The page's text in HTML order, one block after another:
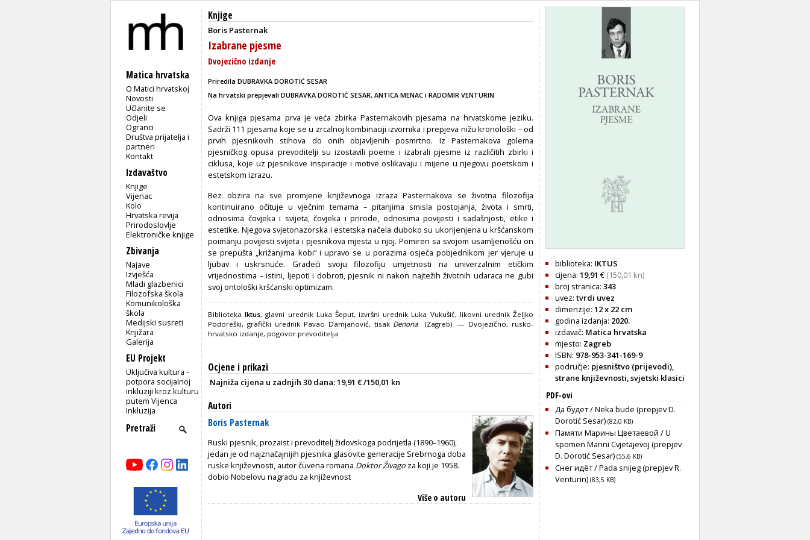
Matica hrvatska
O Matici hrvatskoj
Novosti
Učlanite se
Odjeli
Ogranci
Društva prijatelja i
partneri
Kontakt
Izdavaštvo
Knjige
Vijenac
Kolo
Hrvatska revija
Prirodoslovlje
Elektroničke knjige
Zbivanja
Najave
Izvješća
Mladi glazbenici
Filozofska škola
Komunikološka
škola
Medijski susreti
Knjižara
Galerija
EU Projekt
Uključiva kultura -
potpora socijalnoj
inkluziji kroz kulturu
putem Vijenca
Inkluzija
Knjige
Boris Pasternak
Izabrane pjesme
Dvojezično izdanje
Priredila DUBRAVKA DOROTIĆ SESAR
Na hrvatski prepjevali DUBRAVKA DOROTIĆ SESAR, ANTICA MENAC i RADOMIR VENTURIN
Ova knjiga pjesama prva je veća zbirka Pasternakovih pjesama na hrvatskome jeziku.
Sadrži 111 pjesama koje se u zrcalnoj kombinaciji izvornika i prepjeva nižu kronološki – od
prvih pjesnikovih stihova do onih objavljenih posmrtno. Iz Pasternakova golema
pjesničkog opusa prevoditelji su izostavili poeme i izabrali pjesme iz različitih zbirki i
ciklusa, koje uz pjesnikove inspiracije i motive oslikavaju i mijene u njegovu poetskom i
estetskom izrazu.
Bez obzira na sve promjene književnoga izraza Pasternakova se životna filozofija
kontinuirano očituje u vječnim temama – pitanjima smisla postojanja, života i smrti,
odnosima čovjeka i svijeta, čovjeka i prirode, odnosima povijesti i sadašnjosti, etike i
estetike. Njegova svjetonazorska i estetska načela duboko su ukorijenjena u kršćanskom
poimanju povijesti svijeta i pjesnikova mjesta u njoj. Pomiren sa svojom usamljenošću on
se prepušta „križanjima kobi“ i upravo se u porazima osjeća pobjednikom jer vjeruje u
ljubav i uskrsnuće. Gradeći svoju filozofiju umjetnosti na univerzalnim etičkim
vrijednostima – istini, ljepoti i dobroti, pjesnik ni nakon najtežih životnih udaraca ne gubi
svoj ontološki kršćanski optimizam.
BibliotekaIktus, glavni urednik Luka Šeput, izvršni urednik Luka Vukušić, likovni urednik Željko
Podoreški, grafički urednik Pavao Damjanović, tisak Denona(Zagreb). — Dvojezično, rusko-
hrvatsko izdanje, pogovor prevoditelja
Ocjene i prikazi
Najniža cijena u zadnjih 30 dana:19,91 € /150,01 kn
Autori
Boris Pasternak
Ruski pjesnik, prozaist i prevoditelj židovskoga podrijetla (1890–1960),
jedan je od najznačajnijih pjesnika glasovite generacije Srebrnoga doba
ruske književnosti, autor čuvena romana Doktor Živago za koji je 1958.
dobio Nobelovu nagradu za književnost
Više o autoru
biblioteka: IKTUS
cijena: 19,91 € (150,01 kn)
broj stranica: 343
uvez: tvrdi uvez
dimenzije: 12 x 22 cm
godina izdanja: 2020.
izdavač: Matica hrvatska
mjesto: Zagreb
ISBN: 978-953-341-169-9
područje: pjesništvo (prijevodi),
strane književnosti,svjetski klasici
PDF-ovi
Да будет / Neka bude (prepjev D.
Dorotić Sesar) (82,0 KB)
Памяти Марины Цветаевой / U
spomen Marini Cvjetajevoj (prepjev
D. Dorotić Sesar) (55,6 KB)
Снег идëт / Pada snijeg (prepjev R.
Venturin) (83,5 KB)